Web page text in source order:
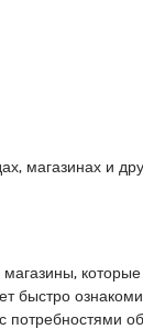
магазинах и
быстро
потребностями